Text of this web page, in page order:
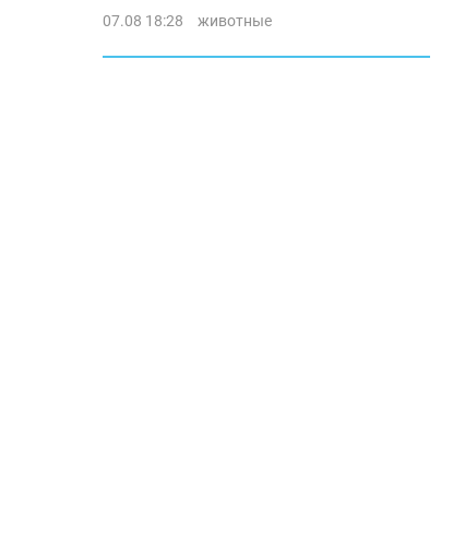
07.08 18:28 животные